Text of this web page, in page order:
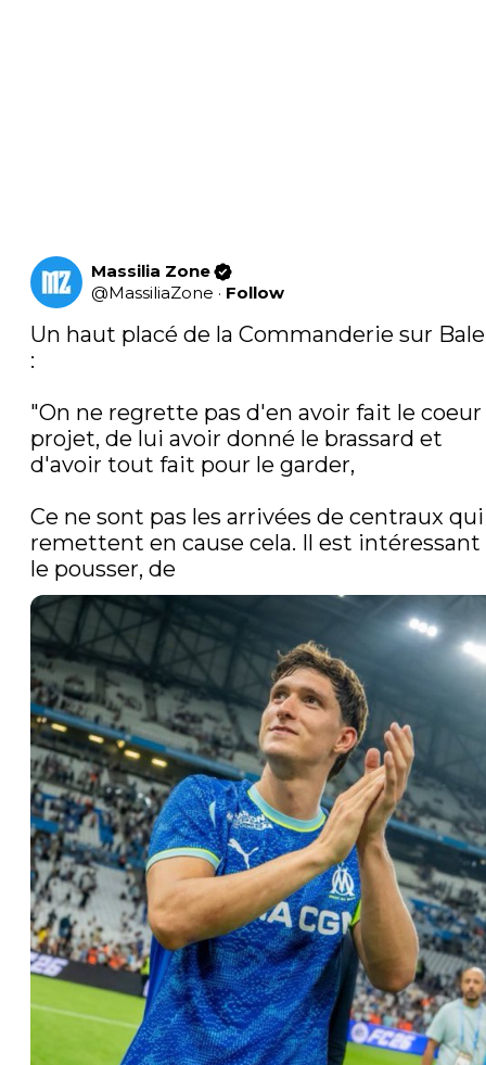
Massilia Zone
@MassiliaZone · Follow
Un haut placé de la Commanderie sur
:
"On ne regrette pas d'en avoir fait le
projet, de lui avoir donné le brassard et
d'avoir tout fait pour le garder,
Ce ne sont pas les arrivées de centraux qui
remettent en cause cela. Il est intéressant
le pousser, de